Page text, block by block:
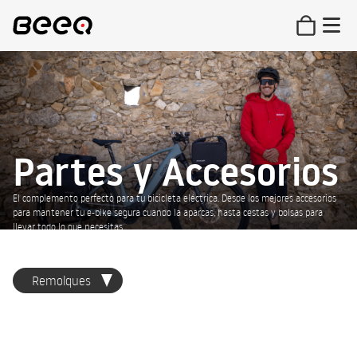
Partes y Accesorios
El complemento perfecto para tu bicicleta eléctrica. Desde los mejores accesorios
para mantener tu e-bike segura cuando la aparcas, hasta cestas y bolsas para
llevar todo lo que necesitas.
Remolques